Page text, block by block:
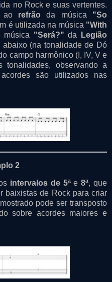
no Rock e suas vertentes.
ao refrão da música "So
é utilizada na música "With
música "Será?" da
Legião
(na tonalidade de Dó
campo harmônico (I, IV, V e
tonalidades, observando a
são utilizados nas
2
intervalos de 5ªe8ª, que
baixistas de Rock para criar
pode ser transposto
sobre acordes maiores e